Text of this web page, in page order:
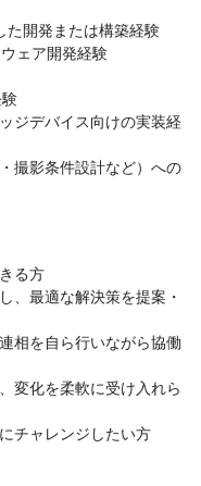
た開発または構築経験
ェア開発経験
ジデバイス向けの実装経
撮影条件設計など）への
る方
、最適な解決策を提案・
相を自ら行いながら協働
変化を柔軟に受け入れら
チャレンジしたい方